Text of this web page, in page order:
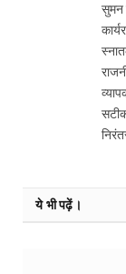
सुमन
ये भी पढ़ें।